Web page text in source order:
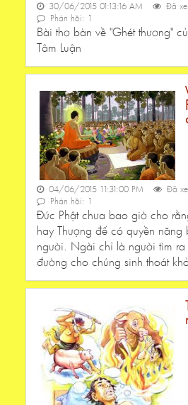
30/06/2015 01:13:16 AM
Đã
Phản hồi: 1
Bài thơ bàn về "Ghét thương"
Tâm Luận
04/06/2015 11:31:00 PM
Đã
Phản hồi: 1
Đức Phật chưa bao giờ cho
hay Thượng đế có quyền
người. Ngài chỉ là người tìm
đường cho chúng sinh thoát